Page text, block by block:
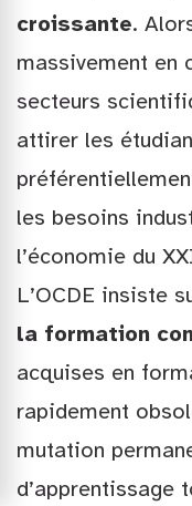
croissante.
massivement en
secteurs
attirer les
les besoins
l’économie du
L’OCDE insiste
la formation
acquises en
rapidement
mutation
d’apprentissage